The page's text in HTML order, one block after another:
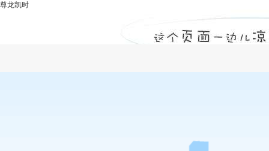
新疆喀什-尊龙凯时
尊龙凯时